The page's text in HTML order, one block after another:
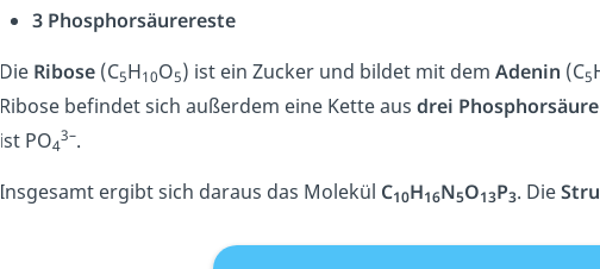
3 Phosphorsäurereste
Die Ribose (C5H10O5) ist ein Zucker und bildet mit dem Adenin (C5
Ribose befindet sich außerdem eine Kette aus drei
ist PO4
3–.
Insgesamt ergibt sich daraus das Molekül C10H16N5O13P3. Die